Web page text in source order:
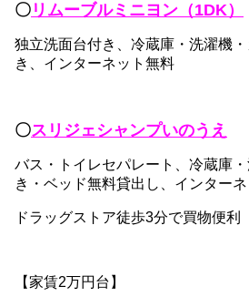
〇 リムーブルミニヨン（1DK）
独立洗面台付き、冷蔵庫・洗濯機
き、インターネット無料
〇スリジェシャンプいのうえ
バス・トイレセパレート、冷蔵庫
き・ベッド無料貸出し、インターネ
ドラッグストア徒歩3分で買物便利
【家賃2万円台】